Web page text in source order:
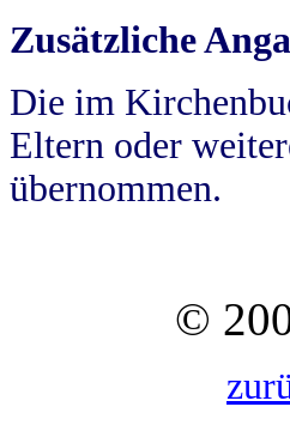
Zusätzliche
Die im
Eltern oder
übernommen.
©